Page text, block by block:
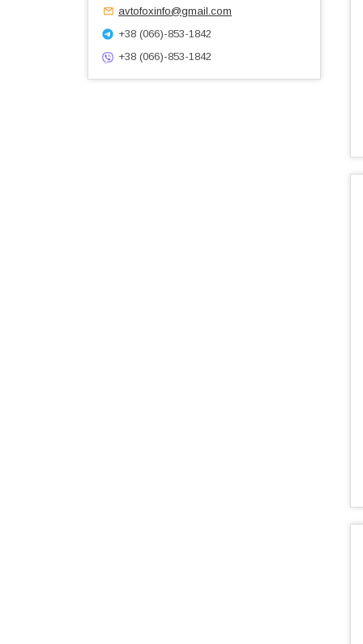
avtofoxinfo@gmail.com
+38 (066)-853-1842
+38 (066)-853-1842